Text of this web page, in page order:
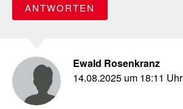
ANTWORTEN
Ewald Rosenkranz
14.08.2025 um 18:11 Uhr